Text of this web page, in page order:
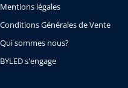
Mentions légales
Conditions Générales de Vente
Qui sommes nous?
BYLED s'engage